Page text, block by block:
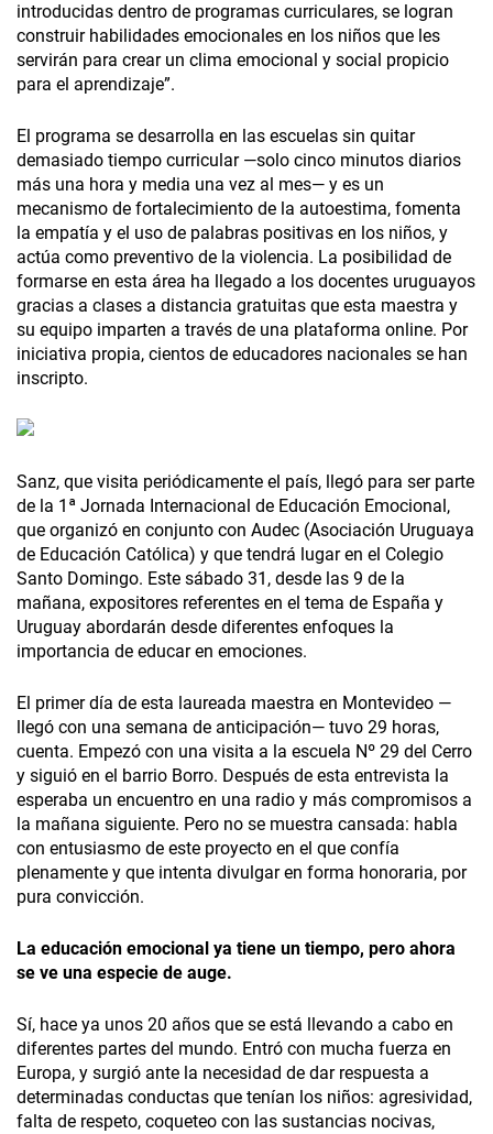
introducidas dentro de programas curriculares, se logran
construir habilidades emocionales en los niños que les
servirán para crear un clima emocional y social propicio
para el aprendizaje”.
El programa se desarrolla en las escuelas sin quitar
demasiado tiempo curricular —solo cinco minutos diarios
más una hora y media una vez al mes— y es un
mecanismo de fortalecimiento de la autoestima, fomenta
la empatía y el uso de palabras positivas en los niños, y
actúa como preventivo de la violencia. La posibilidad de
formarse en esta área ha llegado a los docentes uruguayos
gracias a clases a distancia gratuitas que esta maestra y
su equipo imparten a través de una plataforma online. Por
iniciativa propia, cientos de educadores nacionales se han
inscripto.
Sanz, que visita periódicamente el país, llegó para ser parte
de la 1ª Jornada Internacional de Educación Emocional,
que organizó en conjunto con Audec (Asociación Uruguaya
de Educación Católica) y que tendrá lugar en el Colegio
Santo Domingo. Este sábado 31, desde las 9 de la
mañana, expositores referentes en el tema de España y
Uruguay abordarán desde diferentes enfoques la
importancia de educar en emociones.
El primer día de esta laureada maestra en Montevideo —
llegó con una semana de anticipación— tuvo 29 horas,
cuenta. Empezó con una visita a la escuela Nº 29 del Cerro
y siguió en el barrio Borro. Después de esta entrevista la
esperaba un encuentro en una radio y más compromisos a
la mañana siguiente. Pero no se muestra cansada: habla
con entusiasmo de este proyecto en el que confía
plenamente y que intenta divulgar en forma honoraria, por
pura convicción.
La educación emocional ya tiene un tiempo, pero ahora
se ve una especie de auge.
Sí, hace ya unos 20 años que se está llevando a cabo en
diferentes partes del mundo. Entró con mucha fuerza en
Europa, y surgió ante la necesidad de dar respuesta a
determinadas conductas que tenían los niños: agresividad,
falta de respeto, coqueteo con las sustancias nocivas,